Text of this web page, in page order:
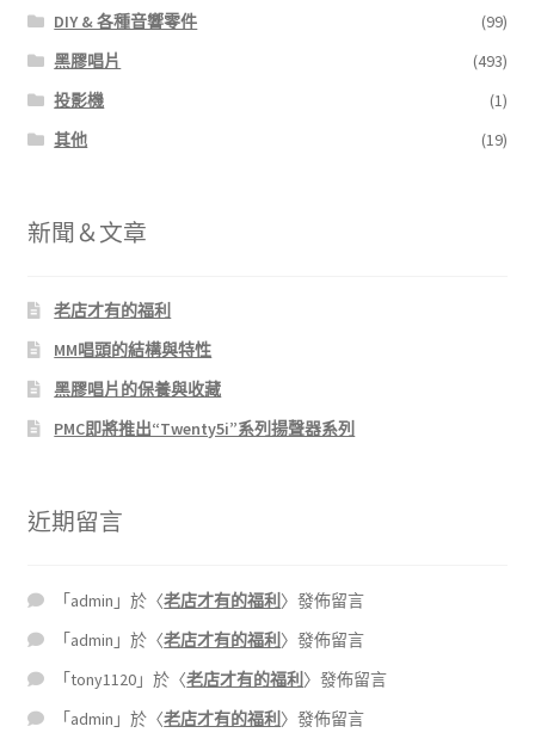
DIY & 各種音響零件
(99)
黑膠唱片
(493)
投影機
(1)
其他
(19)
新聞＆文章
老店才有的福利
MM唱頭的結構與特性
黑膠唱片的保養與收藏
PMC即將推出“Twenty5i”系列揚聲器系列
近期留言
「admin 」於〈老店才有的福利 〉發佈留言
「admin 」於〈老店才有的福利 〉發佈留言
「tony1120 」於〈老店才有的福利 〉發佈留言
「admin 」於〈老店才有的福利 〉發佈留言